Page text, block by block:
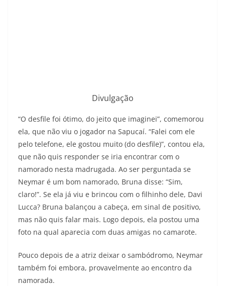
Divulgação
“O desfile foi ótimo, do jeito que imaginei”, comemorou
ela, que não viu o jogador na Sapucaí. “Falei com ele
pelo telefone, ele gostou muito (do desfile)”, contou ela,
que não quis responder se iria encontrar com o
namorado nesta madrugada. Ao ser perguntada se
Neymar é um bom namorado, Bruna disse: “Sim,
claro!”. Se ela já viu e brincou com o filhinho dele, Davi
Lucca? Bruna balançou a cabeça, em sinal de positivo,
mas não quis falar mais. Logo depois, ela postou uma
foto na qual aparecia com duas amigas no camarote.
Pouco depois de a atriz deixar o sambódromo, Neymar
também foi embora, provavelmente ao encontro da
namorada.